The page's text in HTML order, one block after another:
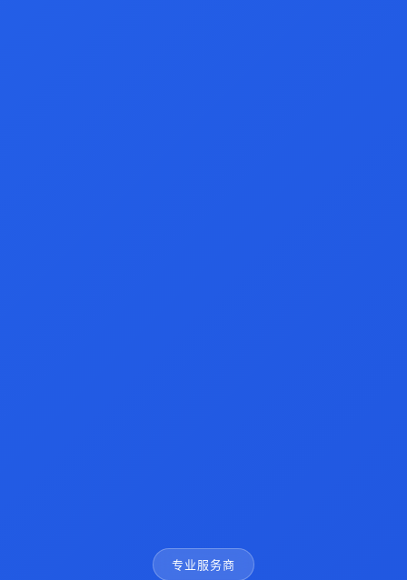
专业服务商